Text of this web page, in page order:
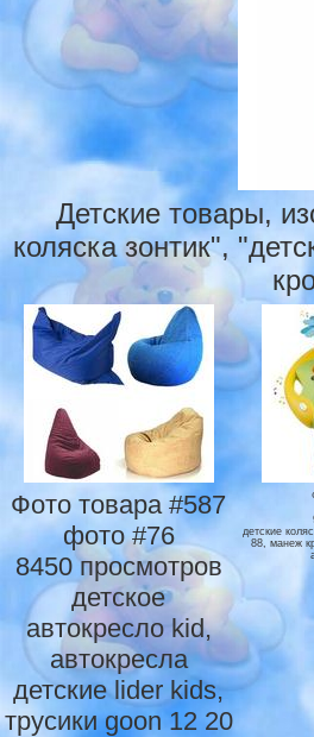
Детские товары,
коляска зонтик",
Фото товара #587
фото #76
8450 просмотров
детское
автокресло kid,
автокресла
детские lider kids,
трусики goon 12 20
детские
88, манеж